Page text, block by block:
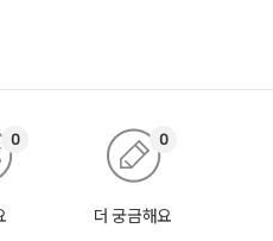
0
더 궁금해요
0